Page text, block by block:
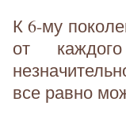
К 6-му
от
все равно